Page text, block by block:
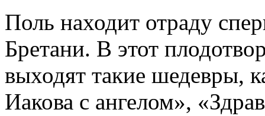
Поль находит отраду
Бретани. В этот
выходят такие шедевры,
Иакова с ангелом»,